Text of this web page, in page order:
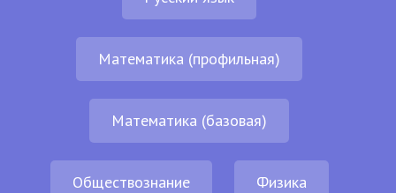
Математика (профильная)
Математика (базовая)
Обществознание Физика